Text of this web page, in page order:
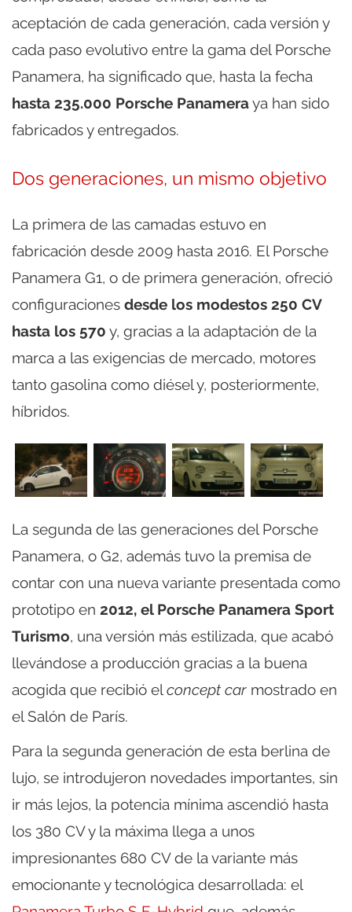
aceptación de cada generación, cada versión y
cada paso evolutivo entre la gama del Porsche
Panamera, ha significado que, hasta la fecha
hasta 235.000 Porsche Panameraya han sido
fabricados y entregados.
Dos generaciones, un mismo objetivo
La primera de las camadas estuvo en
fabricación desde 2009 hasta 2016. El Porsche
Panamera G1, o de primera generación, ofreció
configuraciones desde los modestos 250 CV
hasta los 570 y, gracias a la adaptación de la
marca a las exigencias de mercado, motores
tanto gasolina como diésel y, posteriormente,
híbridos.
La segunda de las generaciones del Porsche
Panamera, o G2, además tuvo la premisa de
contar con una nueva variante presentada como
prototipo en 2012, el Porsche Panamera Sport
Turismo, una versión más estilizada, que acabó
llevándose a producción gracias a la buena
acogida que recibió elconcept car mostrado en
el Salón de París.
Para la segunda generación de esta berlina de
lujo, se introdujeron novedades importantes, sin
ir más lejos, la potencia mínima ascendió hasta
los 380 CV y la máxima llega a unos
impresionantes 680 CV de la variante más
emocionante y tecnológica desarrollada: el